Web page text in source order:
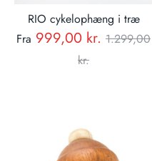
RIO cykelophæng i træ
Fra 999,00 kr. Normal
1.299,00
kr.